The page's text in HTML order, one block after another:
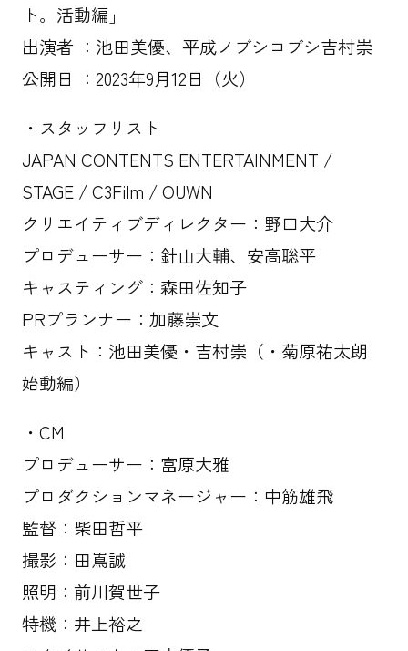
ト。活動編」
出演者 ：池田美優、平成ノブシコブシ吉村崇
公開日 ：2023年9月12日（火）
・スタッフリスト
JAPAN CONTENTS ENTERTAINMENT /
STAGE / C3Film / OUWN
クリエイティブディレクター：野口大介
プロデューサー：針山大輔、安高聡平
キャスティング：森田佐知子
PRプランナー：加藤崇文
キャスト：池田美優・吉村崇（・菊原祐太朗
始動編）
・CM
プロデューサー：富原大雅
プロダクションマネージャー：中筋雄飛
監督：柴田哲平
撮影：田嶌誠
照明：前川賀世子
特機：井上裕之